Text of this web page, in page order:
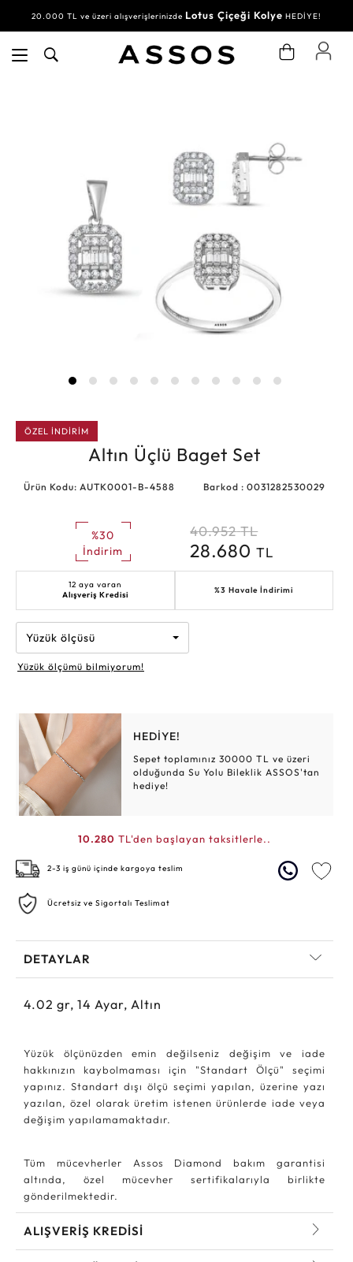
20.000 TL ve üzeri alışverişlerinizde Lotus Çiçeği Kolye HEDİYE!
ÖZEL İNDİRİM
Altın Üçlü Baget Set
Ürün Kodu: AUTK0001-B-4588 Barkod : 0031282530029
%30
İndirim
40.952 TL
28.680TL
12 aya varan
Alışveriş Kredisi
%3 Havale İndirimi
Yüzük ölçüsü
Yüzük ölçümü bilmiyorum!
HEDİYE!
Sepet toplamınız 30000 TL ve üzeri
olduğunda Su Yolu Bileklik ASSOS'tan
hediye!
10.280 TL'den başlayan taksitlerle..
2-3 iş günü içinde kargoya teslim
Ücretsiz ve Sigortalı Teslimat
DETAYLAR
4.02 gr, 14 Ayar, Altın
Yüzük ölçünüzden emin değilseniz değişim ve iade
hakkınızın kaybolmaması için "Standart Ölçü" seçimi
yapınız. Standart dışı ölçü seçimi yapılan, üzerine yazı
yazılan, özel olarak üretim istenen ürünlerde iade veya
değişim yapılamamaktadır.
Tüm mücevherler Assos Diamond bakım garantisi
altında, özel mücevher sertifikalarıyla birlikte
gönderilmektedir.
ALIŞVERİŞ KREDİSİ